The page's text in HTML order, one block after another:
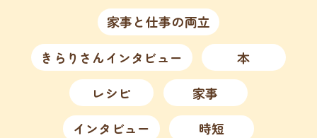
家事と仕事の両立
きらりさんインタビュー
本
レシピ
家事
インタビュー
時短